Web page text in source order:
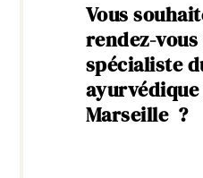
Vous
rendez-
spécialiste
Marseille ?